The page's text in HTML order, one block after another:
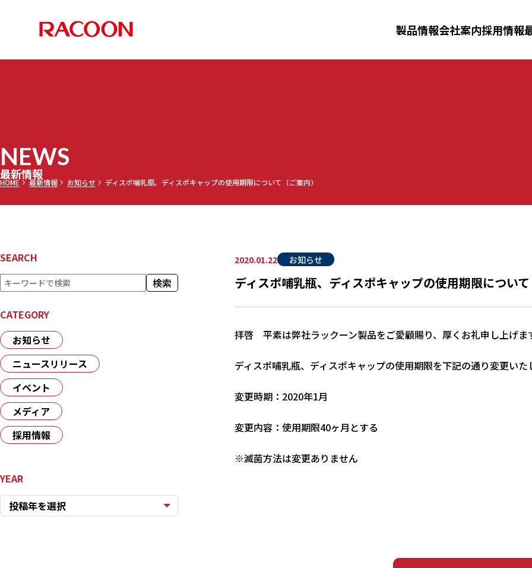
RACOON 三田理化工業株式会社
製品情報会社案内採用情報
NEWS
最新情報
HOME 最新情報 お知らせ ディスポ哺乳瓶、ディスポキャップの使用期限について（ご案内）
SEARCH
検
索 検索
CATEGORY
お知らせ
ニュースリリース
イベント
メディア
採用情報
YEAR
投稿年を選択
ディスポ哺乳瓶、ディスポキャップの使用期限につい
2020.01.22 お知らせ
拝啓 平素は弊社ラックーン製品をご愛顧賜り、厚くお礼申し上げま
ディスポ哺乳瓶、ディスポキャップの使用期限を下記の通り変更いた
変更時期： 2020年1月
変更内容：使用期限40ヶ月とする
※滅菌方法は変更ありません